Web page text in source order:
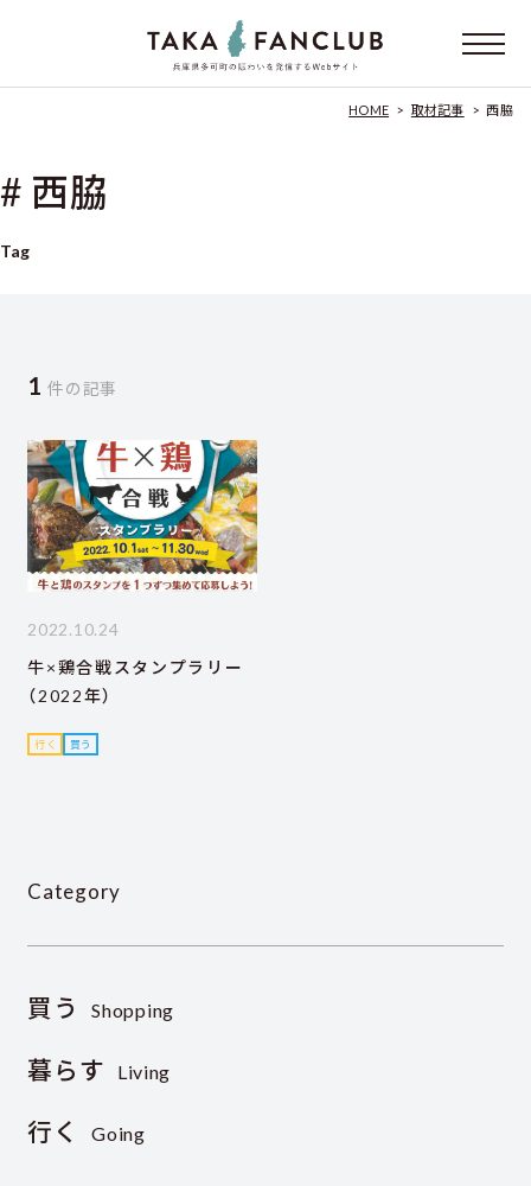
HOME > 取材記事 > 西脇
# 西脇
Tag
1 件の記事
2022.10.24
牛×鶏合戦スタンプラリー
（2022年）
行く 買う
Category
買う Shopping
暮らす Living
行く Going